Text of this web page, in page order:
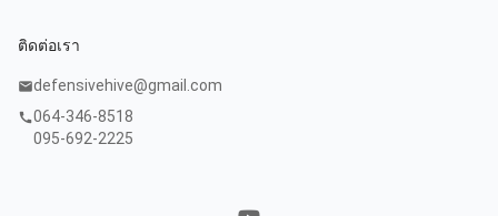
ติดต่อเรา
maildefensivehive@gmail.com
call064-346-8518
095-692-2225